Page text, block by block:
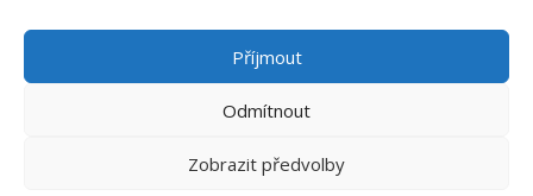
Příjmout
Odmítnout
Zobrazit předvolby
SEMANÍNSKÁ 2050